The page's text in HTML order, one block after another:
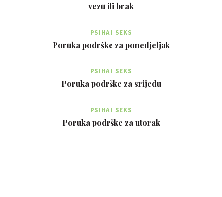
vezu ili brak
PSIHA I SEKS
Poruka podrške za ponedjeljak
PSIHA I SEKS
Poruka podrške za srijedu
PSIHA I SEKS
Poruka podrške za utorak